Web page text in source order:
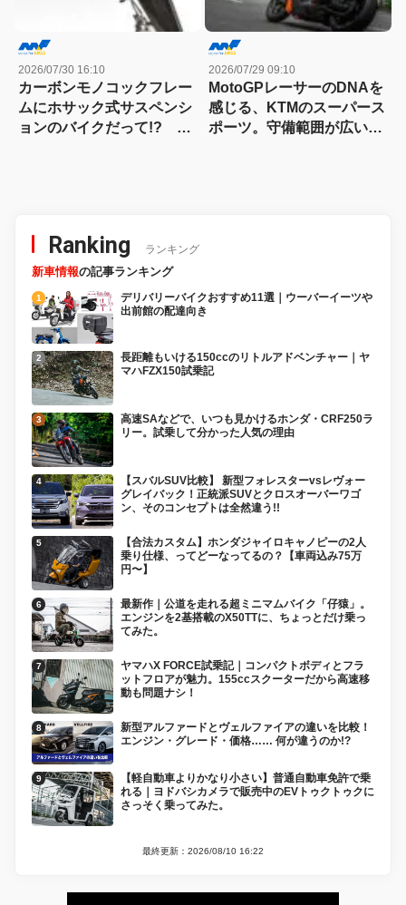
2026/07/30 16:10
カーボンモノコックフレー
ムにホサック式サスペンシ
ョンのバイクだって!? ヴ
2026/07/29 09:10
MotoGPレーサーのDNAを
感じる、KTMのスーパース
ポーツ。守備範囲が広い史
Ranking ランキング
新車情報の記事ランキング
デリバリーバイクおすすめ11選｜ウーバーイーツや
出前館の配達向き
長距離もいける150ccのリトルアドベンチャー｜ヤ
マハFZX150試乗記
高速SAなどで、いつも見かけるホンダ・CRF250ラ
リー。試乗して分かった人気の理由
【スバルSUV比較】 新型フォレスターvsレヴォー
グレイバック！正統派SUVとクロスオーバーワゴ
ン、そのコンセプトは全然違う!!
【合法カスタム】ホンダジャイロキャノピーの2人
乗り仕様、ってどーなってるの？【車両込み75万
円〜】
最新作｜公道を走れる超ミニマムバイク「仔猿」。
エンジンを2基搭載のX50TTに、ちょっとだけ乗っ
てみた。
ヤマハX FORCE試乗記｜コンパクトボディとフラ
ットフロアが魅力。155ccスクーターだから高速移
動も問題ナシ！
新型アルファードとヴェルファイアの違いを比較！
エンジン・グレード・価格…… 何が違うのか!?
【軽自動車よりかなり小さい】普通自動車免許で乗
れる｜ヨドバシカメラで販売中のEVトゥクトゥクに
さっそく乗ってみた。
最終更新：2026/08/10 16:22